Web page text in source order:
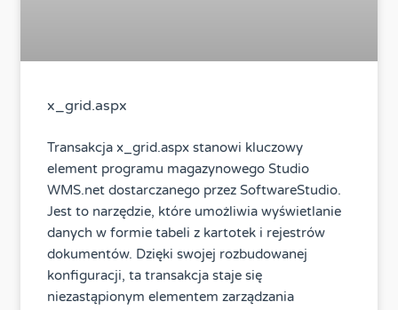
x_grid.aspx
Transakcja x_grid.aspx stanowi kluczowy
element programu magazynowego Studio
WMS.net dostarczanego przez SoftwareStudio.
Jest to narzędzie, które umożliwia wyświetlanie
danych w formie tabeli z kartotek i rejestrów
dokumentów. Dzięki swojej rozbudowanej
konfiguracji, ta transakcja staje się
niezastąpionym elementem zarządzania